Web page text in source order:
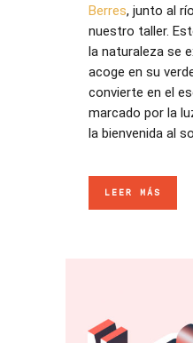
Berres, junto al
nuestro taller.
la naturaleza se
acoge en su
convierte en el
marcado por la
la bienvenida al
LEER MÁS